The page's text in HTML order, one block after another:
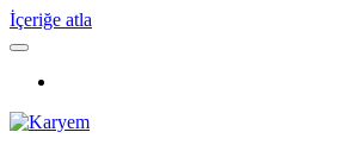
İçeriğe atla